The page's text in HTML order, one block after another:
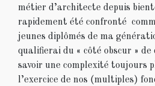
métier d’architecte depuis
rapidement été confronté
jeunes diplômés de ma
qualifierai du « côté obscur »
savoir une complexité toujours
l’exercice de nos (multiples)